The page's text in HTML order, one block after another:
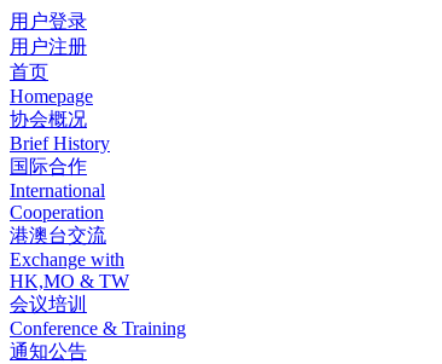
用户登录
用户注册
首页
Homepage
协会概况
Brief History
国际合作
International
Cooperation
港澳台交流
Exchange with
HK,MO & TW
会议培训
Conference & Training
通知公告